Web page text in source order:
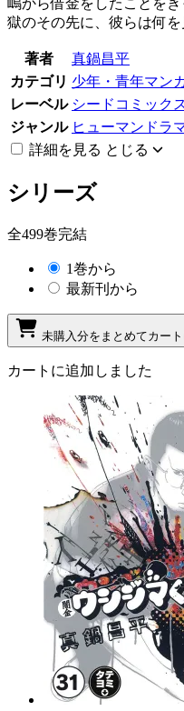
獄のその先に、彼らは何
著者
真鍋昌平
カテゴリ 少年・青年マン
レーベル シードコミック
ジャンル ヒューマンドラ
詳細を見る とじる
シリーズ
全499巻完結
1巻から
最新刊から
未購入分をまとめてカー
カートに追加しました